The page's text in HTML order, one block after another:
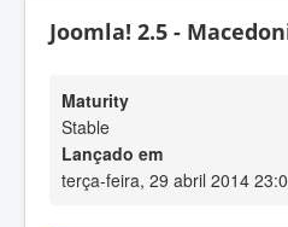
Joomla! 2.5 -
Maturity
Stable
Lançado em
terça-feira, 29 abril 2014